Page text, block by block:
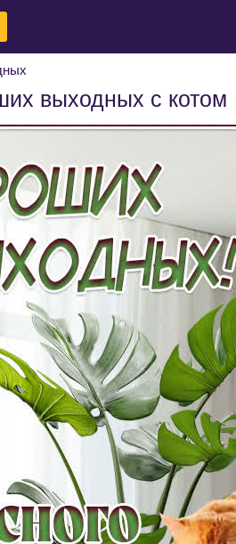
выходных с котом